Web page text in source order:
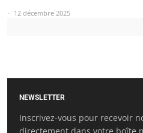
12 décembre 2025
NEWSLETTER
Inscrivez-vous pour recevoir